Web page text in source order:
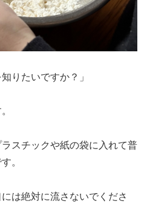
りたいですか？」
スチックや紙の袋に入れて普
。
は絶対に流さないでくださ